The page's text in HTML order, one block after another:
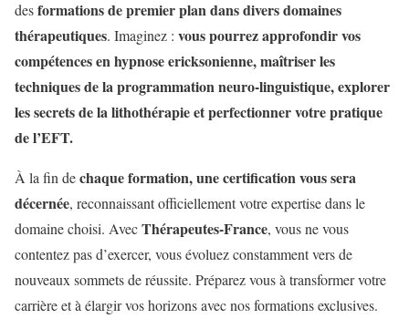
desformations de premier plan dans divers domaines
thérapeutiques. Imaginez : vous pourrez approfondir vos
compétences en hypnose ericksonienne, maîtriser les
techniques de la programmation neuro-linguistique, explorer
les secrets de la lithothérapie et perfectionner votre pratique
de l’EFT.
À la fin dechaque formation, une certification vous sera
décernée, reconnaissant officiellement votre expertise dans le
domaine choisi. AvecThérapeutes-France, vous ne vous
contentez pas d’exercer, vous évoluez constamment vers de
nouveaux sommets de réussite. Préparez vous à transformer votre
carrière et à élargir vos horizons avec nos formations exclusives.